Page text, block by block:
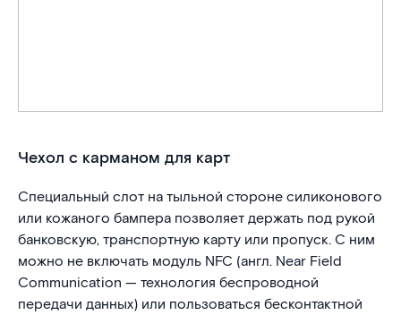
Чехол с карманом для карт
Специальный слот на тыльной стороне силиконового
или кожаного бампера позволяет держать под рукой
банковскую, транспортную карту или пропуск. С ним
можно не включать модуль NFC (англ. Near Field
Communication — технология беспроводной
передачи данных) или пользоваться бесконтактной